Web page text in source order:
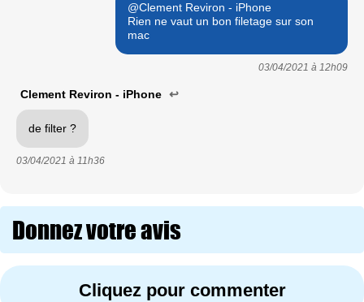
@Clement Reviron - iPhone
Rien ne vaut un bon filetage sur son
mac
03/04/2021 à 12h09
Clement Reviron - iPhone ↩
de filter ?
03/04/2021 à 11h36
Donnez votre avis
Cliquez pour commenter